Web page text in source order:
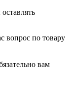
вопрос по товару
вам